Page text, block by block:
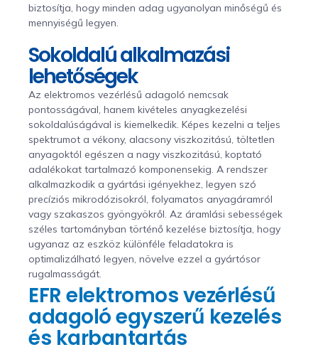
biztosítja, hogy minden adag ugyanolyan minőségű és
mennyiségű legyen.
Sokoldalú alkalmazási
lehetőségek
Az elektromos vezérlésű adagoló nemcsak
pontosságával, hanem kivételes anyagkezelési
sokoldalúságával is kiemelkedik. Képes kezelni a teljes
spektrumot a vékony, alacsony viszkozitású, töltetlen
anyagoktól egészen a nagy viszkozitású, koptató
adalékokat tartalmazó komponensekig. A rendszer
alkalmazkodik a gyártási igényekhez, legyen szó
precíziós mikrodózisokról, folyamatos anyagáramról
vagy szakaszos gyöngyökről. Az áramlási sebességek
széles tartományban történő kezelése biztosítja, hogy
ugyanaz az eszköz különféle feladatokra is
optimalizálható legyen, növelve ezzel a gyártósor
rugalmasságát.
EFR elektromos vezérlésű
adagoló egyszerű kezelés
és karbantartás